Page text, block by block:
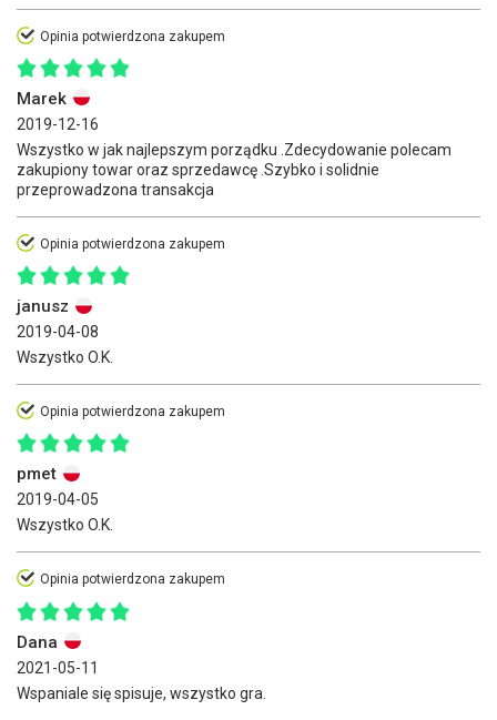
Opinia potwierdzona zakupem
Marek
2019-12-16
Wszystko w jak najlepszym porządku .Zdecydowanie polecam
zakupiony towar oraz sprzedawcę .Szybko i solidnie
przeprowadzona transakcja
Opinia potwierdzona zakupem
janusz
2019-04-08
Wszystko O.K.
Opinia potwierdzona zakupem
pmet
2019-04-05
Wszystko O.K.
Opinia potwierdzona zakupem
Dana
2021-05-11
Wspaniale się spisuje, wszystko gra.